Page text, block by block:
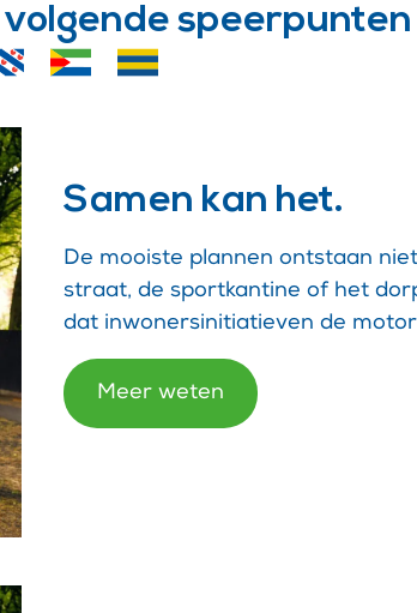
Samen kan het.
De mooiste plannen ontstaan
straat, de sportkantine of het
dat inwonersinitiatieven de
Meer weten